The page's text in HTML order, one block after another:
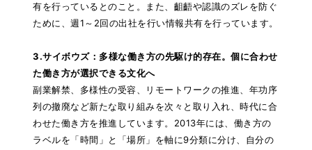
有を行っているとのこと。また、齟齬や認識のズレを防ぐ
ために、週1～2回の出社を行い情報共有を行っています。
3.サイボウズ：多様な働き方の先駆け的存在。個に合わせ
た働き方が選択できる文化へ
副業解禁、多様性の受容、リモートワークの推進、年功序
列の撤廃など新たな取り組みを次々と取り入れ、時代に合
わせた働き方を推進しています。2013年には、働き方の
ラベルを「時間」と「場所」を軸に9分類に分け、自分の